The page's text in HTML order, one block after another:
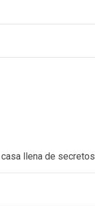
llena de secretos